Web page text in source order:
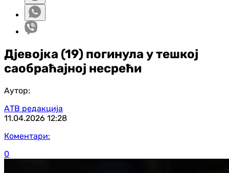
Дјевојка (19) погинула у тешкој
саобраћајној несрећи
Аутор:
АТВ редакција
11.04.2026 12:28
Коментари:
0